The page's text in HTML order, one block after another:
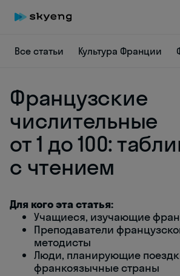
Все статьи Культура Франции
Французские
числительные
от 1 до 100:
с чтением
Для кого эта статья:
Учащиеся, изучающие
Преподаватели
методисты
Люди, планирующие
франкоязычные страны
Skyeng Chat
online